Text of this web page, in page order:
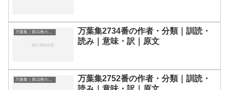
万葉集｜第11巻の和歌一覧
万葉集2734番の作者・分類｜訓読・
読み｜意味・訳｜原文
万葉集｜第11巻の和歌一覧
万葉集2752番の作者・分類｜訓読・